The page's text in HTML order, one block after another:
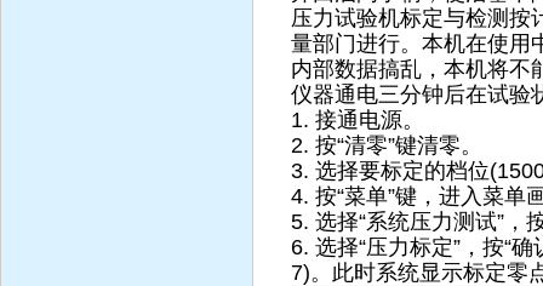
压力试验机标定与检测按
量部门进行。本机在使用
内部数据搞乱，本机将不
仪器通电三分钟后在试验
1. 接通电源。
2. 按“清零”键清零。
3. 选择要标定的档位
4. 按“菜单”键，进入菜单
5. 选择“系统压力测试”，
6. 选择“压力标定”，按“
7)。此时系统显示标定零